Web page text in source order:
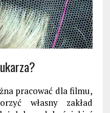
pracować dla filmu,
własny zakład